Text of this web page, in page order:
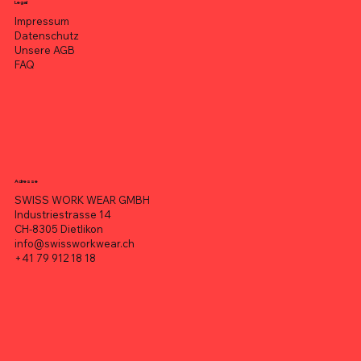
Legal
Impressum
Datenschutz
Unsere AGB
FAQ
Adresse
SWISS WORK WEAR GMBH
Industriestrasse 14
CH-8305 Dietlikon
info@swissworkwear.ch
+41 79 912 18 18